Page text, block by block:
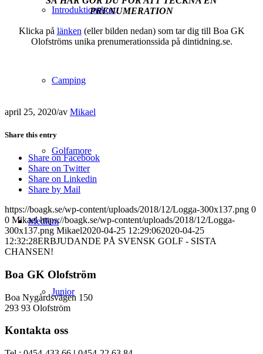
Introduktionskort
Camping
Golfamore
Medlem
Junior
PRENUMERATION
Klicka på länken (eller bilden nedan) som tar dig till Boa GK
Olofströms unika prenumerationssida på dintidning.se.
april 25, 2020/av Mikael
Share this entry
Share on Facebook
Share on Twitter
Share on Linkedin
Share by Mail
https://boagk.se/wp-content/uploads/2018/12/Logga-300x137.png 0
0 Mikael https://boagk.se/wp-content/uploads/2018/12/Logga-
300x137.png Mikael2020-04-25 12:29:062020-04-25
12:32:28ERBJUDANDE PÅ SVENSK GOLF - SISTA
CHANSEN!
Boa GK Olofström
Boa Nygårdsvägen 150
293 93 Olofström
Kontakta oss